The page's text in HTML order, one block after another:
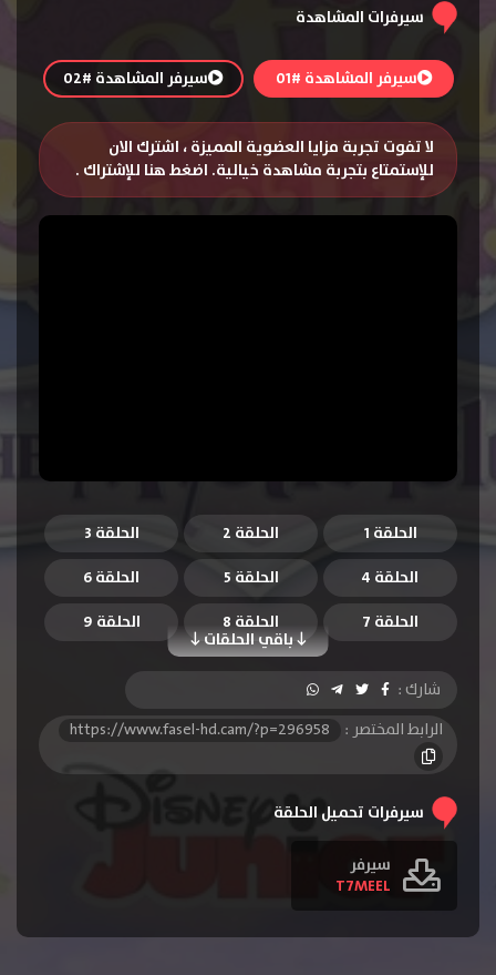
سيرفرات المشاهدة
سيرفر المشاهدة #01 سيرفر المشاهدة #02
لا تفوت تجربة مزايا العضوية المميزة ، اشترك الان
للإستمتاع بتجربة مشاهدة خيالية. اضغط هنا للإشتراك .
الحلقة 1 الحلقة 2
الحلقة 3
الحلقة 4
الحلقة 5 الحلقة 6
باقي الحلقات
الحلقة 7 الحلقة 8
الحلقة 9
الحلقة 11
الحلقة 22
الحلقة 25
الحلقة 28
الحلقة 29
الحلقة 30
شارك :
الرابط المختصر :
https://www.fasel-hd.cam/?p=296958
سيرفرات تحميل الحلقة
سيرفر
T7MEEL